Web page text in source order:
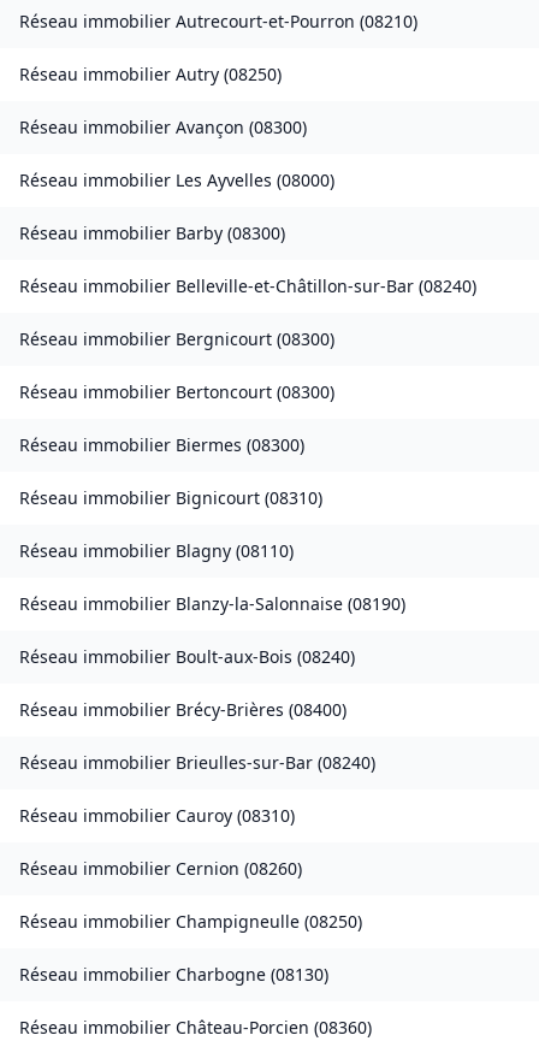
Réseau immobilier Autrecourt-et-Pourron (08210)
Réseau immobilier Autry (08250)
Réseau immobilier Avançon (08300)
Réseau immobilier Les Ayvelles (08000)
Réseau immobilier Barby (08300)
Réseau immobilier Belleville-et-Châtillon-sur-Bar (08240)
Réseau immobilier Bergnicourt (08300)
Réseau immobilier Bertoncourt (08300)
Réseau immobilier Biermes (08300)
Réseau immobilier Bignicourt (08310)
Réseau immobilier Blagny (08110)
Réseau immobilier Blanzy-la-Salonnaise (08190)
Réseau immobilier Boult-aux-Bois (08240)
Réseau immobilier Brécy-Brières (08400)
Réseau immobilier Brieulles-sur-Bar (08240)
Réseau immobilier Cauroy (08310)
Réseau immobilier Cernion (08260)
Réseau immobilier Champigneulle (08250)
Réseau immobilier Charbogne (08130)
Réseau immobilier Château-Porcien (08360)